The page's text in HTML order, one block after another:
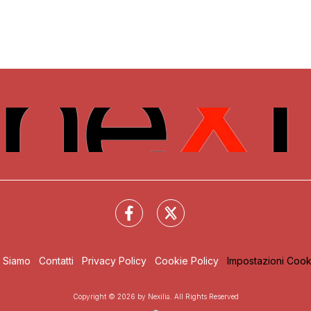
Siamo Contatti Privacy Policy Cookie Policy Impostazioni
Copyright © 2026 by Nexilia. All Rights Reserved